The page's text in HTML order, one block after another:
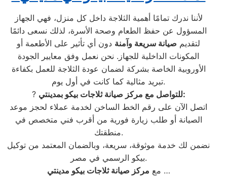
لأننا ندرك تمامًا أهمية الثلاجة داخل كل منزل، فهي الجهاز
المسؤول عن حفظ الطعام وصحة الأسرة، لذلك نسعى دائمًا
لتقديم صيانة سريعة وآمنة دون أي تأثير على الأطعمة أو
المكونات الداخلية للجهاز. نحن نعمل وفق معايير الجودة
الأوروبية الخاصة بشركة لضمان عودة الثلاجة للعمل بكفاءة
تبريد مثالية كما كانت في أول يوم.
?
للتواصل مع مركز صيانة ثلاجات بيكو بمدينتي:
اتصل الآن على رقم الخط الساخن لخدمة عملاء لحجز موعد
الصيانة أو طلب زيارة فورية من أقرب فني متخصص في
منطقتك.
نضمن لك خدمة موثوقة، سريعة، وبالضمان المعتمد من توكيل
بيكو الرسمي في مصر.
مع مركز صيانة ثلاجات بيكو مدينتي
…